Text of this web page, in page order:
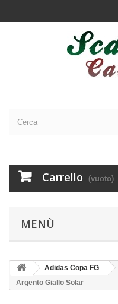
Carrello (vuoto)
MENÙ
Adidas Copa FG
Argento Giallo Solar